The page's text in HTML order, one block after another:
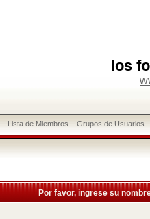
los
Lista de Miembros Grupos de Usuarios
Por favor, ingrese su